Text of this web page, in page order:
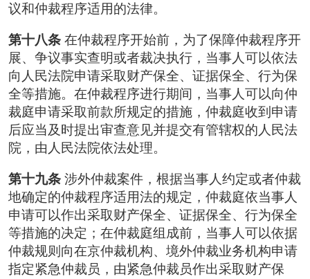
议和仲裁程序适用的法律。
第十八条在仲裁程序开始前，为了保障仲裁程序开
展、争议事实查明或者裁决执行，当事人可以依法
向人民法院申请采取财产保全、证据保全、行为保
全等措施。在仲裁程序进行期间，当事人可以向仲
裁庭申请采取前款所规定的措施，仲裁庭收到申请
后应当及时提出审查意见并提交有管辖权的人民法
院，由人民法院依法处理。
第十九条涉外仲裁案件，根据当事人约定或者仲裁
地确定的仲裁程序适用法的规定，仲裁庭依当事人
申请可以作出采取财产保全、证据保全、行为保全
等措施的决定；在仲裁庭组成前，当事人可以依据
仲裁规则向在京仲裁机构、境外仲裁业务机构申请
指定紧急仲裁员，由紧急仲裁员作出采取财产保